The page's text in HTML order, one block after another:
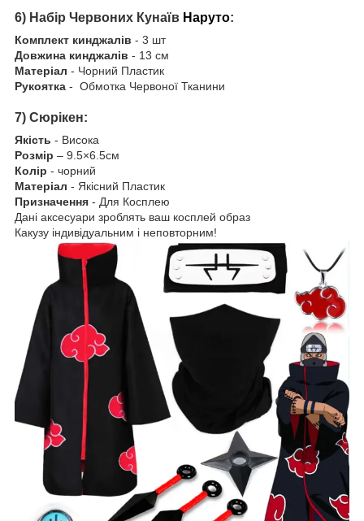
6) Набір Червоних Кунаїв Наруто:
Комплект кинджалів - 3 шт
Довжина кинджалів - 13 см
Матеріал - Чорний Пластик
Рукоятка - Обмотка Червоної Тканини
7) Сюрікен:
Якість - Висока
Розмір – 9.5×6.5см
Колір - чорний
Матеріал - Якісний Пластик
Призначення - Для Косплею
Дані аксесуари зроблять ваш косплей образ
Какузу індивідуальним і неповторним!